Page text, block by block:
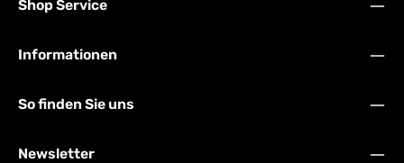
Shop Service
Informationen
So finden Sie uns
Newsletter